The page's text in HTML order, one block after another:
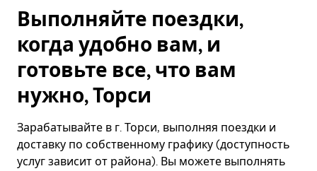
Выполняйте поездки,
когда удобно вам, и
готовьте все, что вам
нужно, Торси
Зарабатывайте в г. Торси, выполняя поездки и
доставку по собственному графику (доступность
услуг зависит от района). Вы можете выполнять